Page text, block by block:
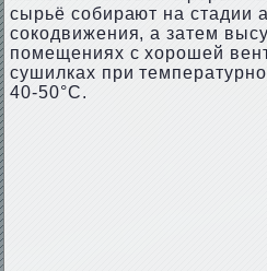
сырьё собирают на стадии
сокодвижения, а затем
помещениях с хорошей
сушилках при
40-50°С.